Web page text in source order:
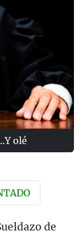
olé
de